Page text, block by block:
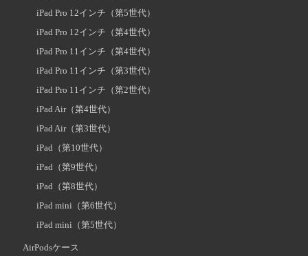
iPad Pro 12インチ（第5世代）
iPad Pro 12インチ（第4世代）
iPad Pro 11インチ（第4世代）
iPad Pro 11インチ（第3世代）
iPad Pro 11インチ（第2世代）
iPad Air（第4世代）
iPad Air（第3世代）
iPad（第10世代）
iPad（第9世代）
iPad（第8世代）
iPad mini（第6世代）
iPad mini（第5世代）
AirPodsケース